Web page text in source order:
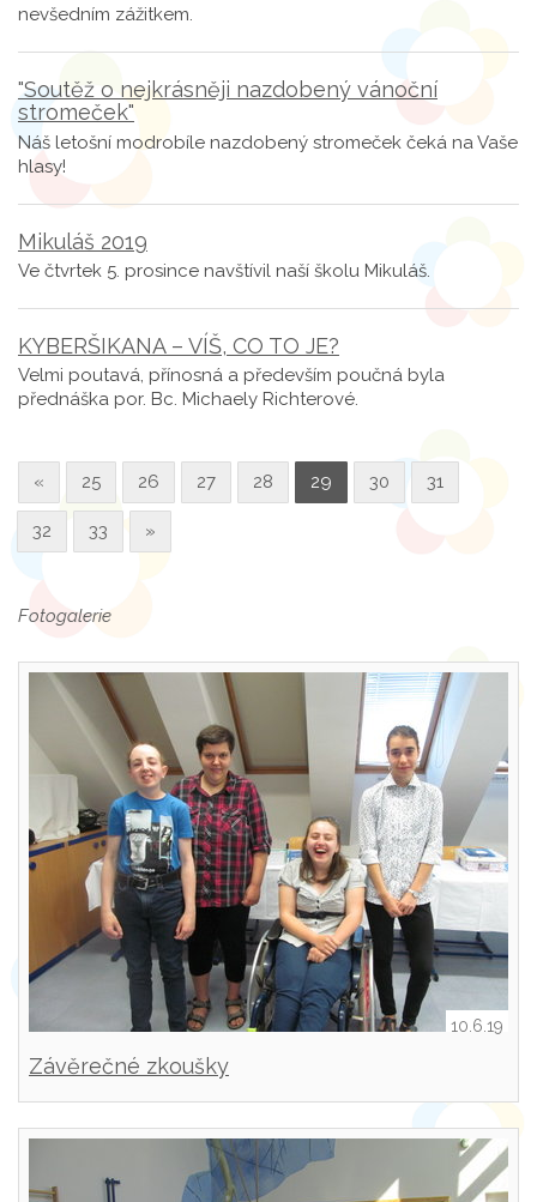
nevšedním zážitkem.
"Soutěž o nejkrásněji nazdobený vánoční
stromeček"
Náš letošní modrobíle nazdobený stromeček čeká na Vaše
hlasy!
Mikuláš 2019
Ve čtvrtek 5. prosince navštívil naší školu Mikuláš.
KYBERŠIKANA – VÍŠ, CO TO JE?
Velmi poutavá, přínosná a především poučná byla
přednáška por. Bc. Michaely Richterové.
« 25 26 27 28 29 30 31
32 33 »
Fotogalerie
10.6.19
Závěrečné zkoušky